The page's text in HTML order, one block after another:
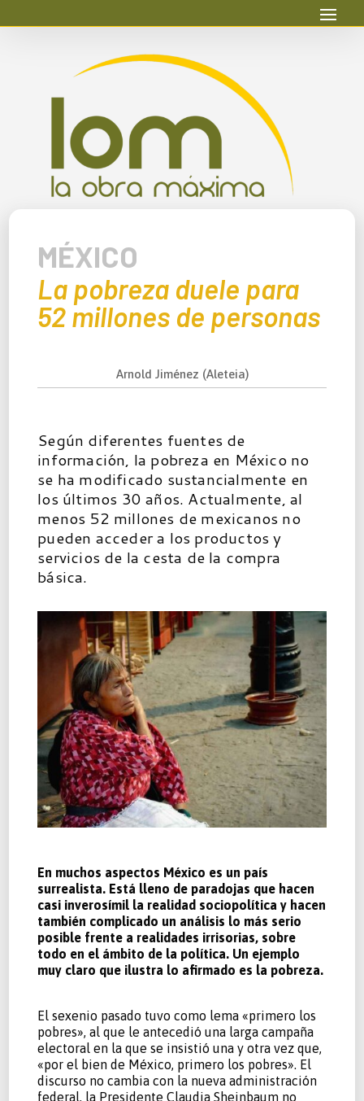
MÉXICO
La pobreza duele para
52 millones de personas
Arnold Jiménez (Aleteia)
Según diferentes fuentes de
información, la pobreza en México no
se ha modificado sustancialmente en
los últimos 30 años. Actualmente, al
menos 52 millones de mexicanos no
pueden acceder a los productos y
servicios de la cesta de la compra
básica.
En muchos aspectos México es un país
surrealista. Está lleno de paradojas que hacen
casi inverosímil la realidad sociopolítica y hacen
también complicado un análisis lo más serio
posible frente a realidades irrisorias, sobre
todo en el ámbito de la política. Un ejemplo
muy claro que ilustra lo afirmado es la pobreza.
El sexenio pasado tuvo como lema «primero los
pobres», al que le antecedió una larga campaña
electoral en la que se insistió una y otra vez que,
«por el bien de México, primero los pobres». El
discurso no cambia con la nueva administración
federal, la Presidente Claudia Sheinbaum no